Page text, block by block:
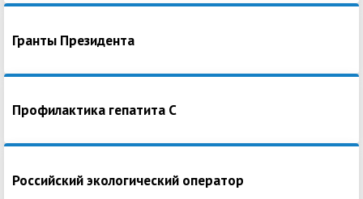
Гранты Президента
Профилактика гепатита С
Российский экологический оператор